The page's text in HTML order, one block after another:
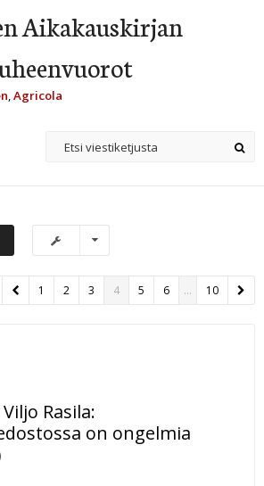
Aikakauskirjan
,Agricola
1 2 3 4 5 6 … 10
Rasila:
on ongelmia